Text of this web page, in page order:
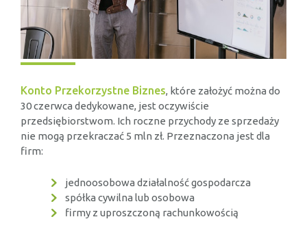
Konto Przekorzystne Biznes, które założyć można do
30 czerwca dedykowane, jest oczywiście
przedsiębiorstwom. Ich roczne przychody ze sprzedaży
nie mogą przekraczać 5 mln zł. Przeznaczona jest dla
firm:
jednoosobowa działalność gospodarcza
spółka cywilna lub osobowa
firmy z uproszczoną rachunkowością